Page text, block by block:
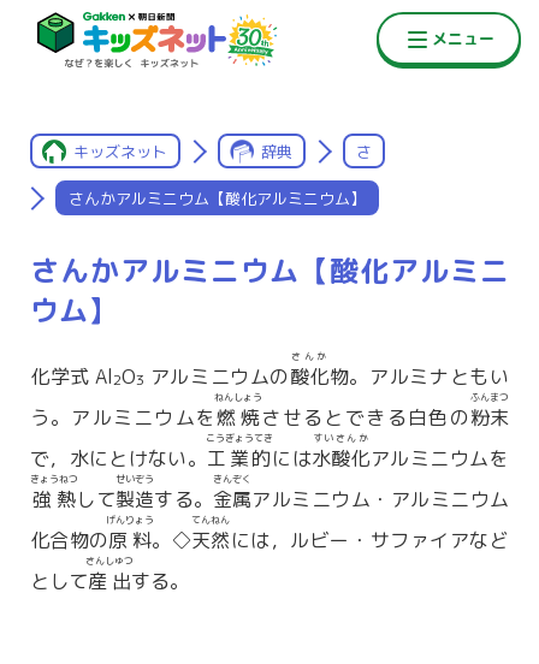
キッズネット 辞典 さ
さんかアルミニウム【酸化アルミニウム】
さんかアルミニウム【酸化アルミニ
ウム】
化学式 Al2O3 アルミニウムの酸化
さんか
物。アルミナともい
う。アルミニウムを燃焼
ねんしょう
させるとできる白色の粉末
ふんまつ
で，水にとけない。 工業的
こうぎょうてき
には水酸化
すいさんか
アルミニウムを
強熱
きょうねつ
して製造
せいぞう
する。 金属
きんぞく
アルミニウム・アルミニウム
化合物の原料
げんりょう
。◇天然
てんねん
には，ルビー・サファイアなど
として産出
さんしゅつ
する。